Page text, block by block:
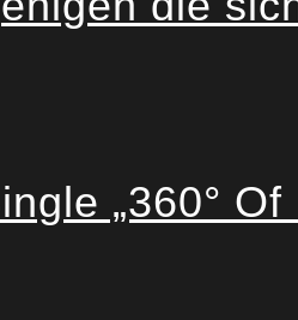
„360° Of